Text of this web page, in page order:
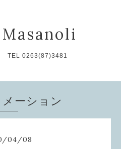
TEL 0263(87)3481
ーション
/04/08